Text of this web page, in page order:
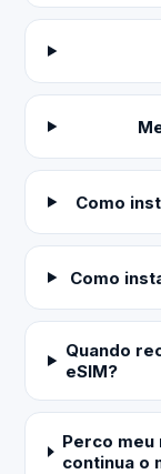
Como
Como
Quando
eSIM?
Perco meu
continua o